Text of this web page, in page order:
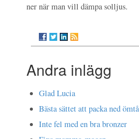
ner när man vill dämpa solljus.
Andra inlägg
Glad Lucia
Bästa sättet att packa ned
Inte fel med en bra bronzer